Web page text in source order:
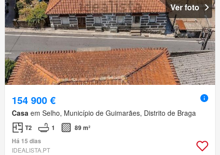
Ver foto
154 900 €
Casa em Selho, Município de Guimarães, Distrito de Braga
T2 1
89 m²
Há 15 dias
IDEALISTA.PT